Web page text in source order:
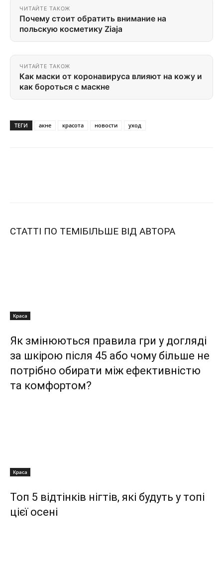
ЧИТАЙТЕ ТАКОЖ
Почему стоит обратить внимание на
польскую косметику Ziaja
ЧИТАЙТЕ ТАКОЖ
Как маски от коронавируса влияют на кожу и
как бороться с маскне
ТЕГИ акне красота новости уход
СТАТТІ ПО ТЕМІБІЛЬШЕ ВІД АВТОРА
Краса
Як змінюються правила гри у догляді
за шкірою після 45 або чому більше не
потрібно обирати між ефективністю
та комфортом?
Краса
Топ 5 відтінків нігтів, які будуть у топі
цієї осені